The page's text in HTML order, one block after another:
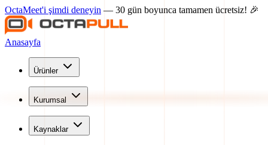
OctaMeet'i şimdi deneyin — 30 gün boyunca tamamen ücretsiz! 🎉
Anasayfa
Ürünler
Kurumsal
Kaynaklar